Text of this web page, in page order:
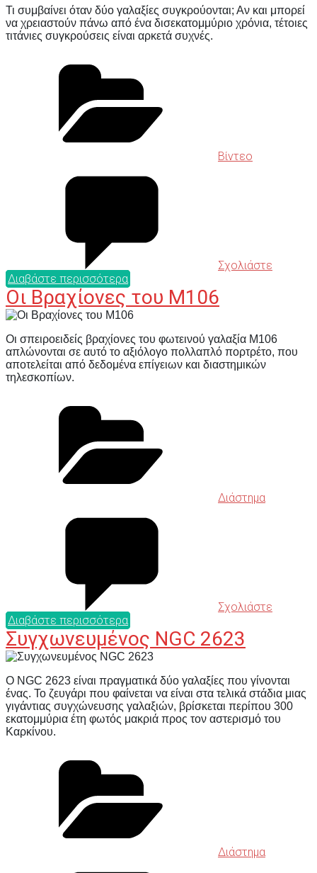
Τι συμβαίνει όταν δύο γαλαξίες συγκρούονται; Αν και μπορεί
να χρειαστούν πάνω από ένα δισεκατομμύριο χρόνια, τέτοιες
τιτάνιες συγκρούσεις είναι αρκετά συχνές.
Βίντεο
Σχολιάστε
Διαβάστε περισσότερα
Οι Βραχίονες του M106
Οι σπειροειδείς βραχίονες του φωτεινού γαλαξία M106
απλώνονται σε αυτό το αξιόλογο πολλαπλό πορτρέτο, που
αποτελείται από δεδομένα επίγειων και διαστημικών
τηλεσκοπίων.
Διάστημα
Σχολιάστε
Διαβάστε περισσότερα
Συγχωνευμένος NGC 2623
Ο NGC 2623 είναι πραγματικά δύο γαλαξίες που γίνονται
ένας. Το ζευγάρι που φαίνεται να είναι στα τελικά στάδια μιας
γιγάντιας συγχώνευσης γαλαξιών, βρίσκεται περίπου 300
εκατομμύρια έτη φωτός μακριά προς τον αστερισμό του
Καρκίνου.
Διάστημα